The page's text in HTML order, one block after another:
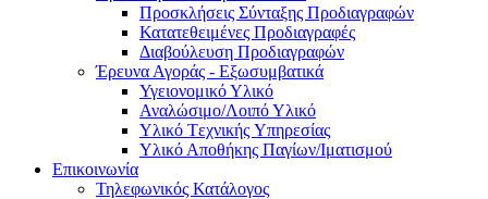
Προσκλήσεις Σύνταξης Προδιαγραφών
Κατατεθειμένες Προδιαγραφές
Διαβούλευση Προδιαγραφών
Έρευνα Αγοράς - Εξωσυμβατικά
Υγειονομικό Υλικό
Αναλώσιμο/Λοιπό Υλικό
Υλικό Tεχνικής Yπηρεσίας
Υλικό Αποθήκης Παγίων/Ιματισμού
Επικοινωνία
Τηλεφωνικός Κατάλογος